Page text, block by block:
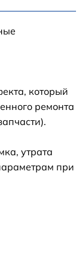
который
ремонта
утрата
при